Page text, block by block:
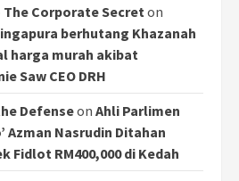
Corporate Secret on
berhutang Khazanah
harga murah akibat
Saw CEO DRH
Defenseon Ahli Parlimen
Azman Nasrudin Ditahan
Fidlot RM400,000 di Kedah